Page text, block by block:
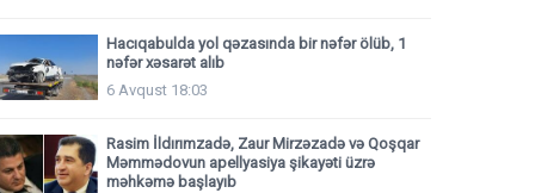
Hacıqabulda yol qəzasında bir nəfər ölüb, 1
nəfər xəsarət alıb
6 Avqust 18:03
Rasim İldırımzadə, Zaur Mirzəzadə və Qoşqar
Məmmədovun apellyasiya şikayəti üzrə
məhkəmə başlayıb